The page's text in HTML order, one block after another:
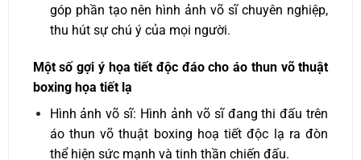
góp phần tạo nên hình ảnh võ sĩ chuyên nghiệp,
thu hút sự chú ý của mọi người.
Một số gợi ý họa tiết độc đáo cho áo thun võ thuật
boxing họa tiết lạ
Hình ảnh võ sĩ: Hình ảnh võ sĩ đang thi đấu trên
áo thun võ thuật boxing hoạ tiết độc lạ ra đòn
thể hiện sức mạnh và tinh thần chiến đấu.